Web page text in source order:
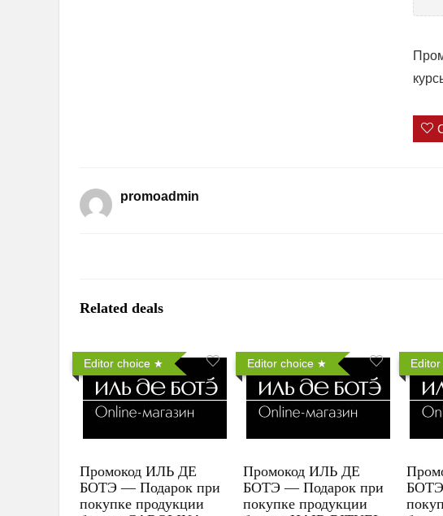
promoadmin
Related deals
Editor choice
Промокод ИЛЬ ДЕ
БОТЭ — Подарок при
покупке продукции
Editor choice
Промокод ИЛЬ ДЕ
БОТЭ — Подарок при
покупке продукции